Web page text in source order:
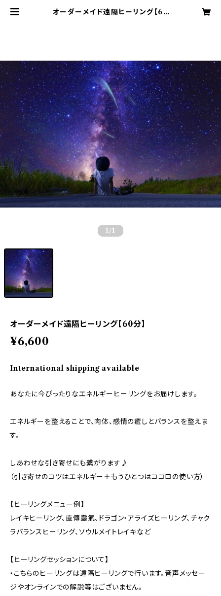
オーダーメイド遠隔ヒーリング【60
1 /1
オーダーメイド遠隔ヒーリング【60分】
¥6,600
International shipping available
あなたに今ぴったりなエネルギーヒーリングをお届けします。
エネルギーを整えることで、肉体、感情の癒しとバランスを整えま
す。
しあわせな引き寄せにも繋がります♪
（引き寄せのコツはエネルギー＋もうひとつはココロの使い方）
【ヒーリングメニュー例】
レイキヒーリング、直傳靈氣、ドラゴン・アライズヒーリング、チャク
ラバランスヒーリング、ソウルメイトレイキなど
【ヒーリングセッションについて】
・こちらのヒーリングは遠隔ヒーリングで行います。音声メッセー
ジやオンラインでの解説等はございません。